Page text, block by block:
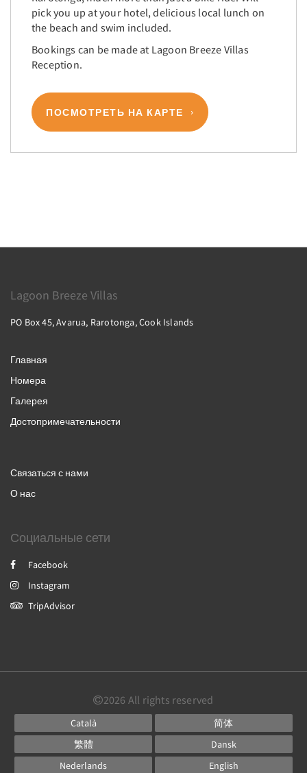
pick you up at your hotel, delicious local lunch on
the beach and swim included.
Bookings can be made at Lagoon Breeze Villas
Reception.
ПОСМОТРЕТЬ НА КАРТЕ
Lagoon Breeze Villas
PO Box 45, Avarua, Rarotonga, Cook Islands
Главная
Номера
Галерея
Достопримечательности
Связаться с нами
О нас
Социальные сети
Facebook
Instagram
TripAdvisor
2026 All rights reserved
Català
简体
繁體
Dansk
Nederlands
English